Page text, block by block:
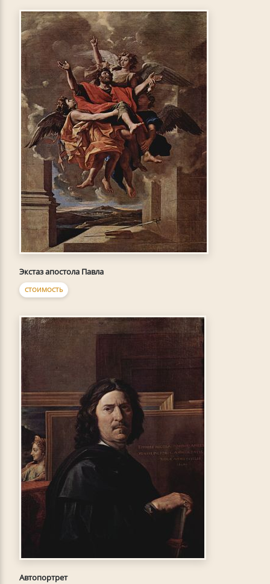
Экстаз апостола Павла
СТОИМОСТЬ
Автопортрет